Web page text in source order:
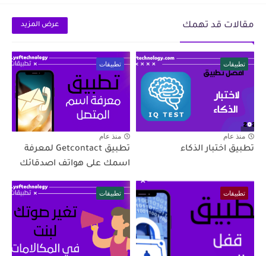
مقالات قد تهمك عرض المزيد
تطبيقات
منذ عام
تطبيق اختبار الذكاء
تطبيقات
منذ عام
تطبيق Getcontact لمعرفة
اسمك على هواتف اصدقائك
تطبيقات تطبيقات